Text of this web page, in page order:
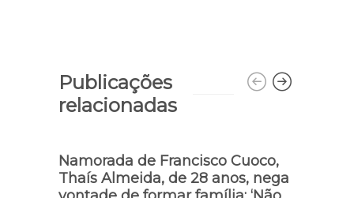
Publicações
relacionadas
Namorada de Francisco Cuoco,
Thaís Almeida, de 28 anos, nega